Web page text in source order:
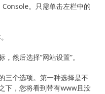
。只需单击左栏中的
然后选择“网站设置”。
三个选项。第一种选择是不
下，您将看到带有www且没